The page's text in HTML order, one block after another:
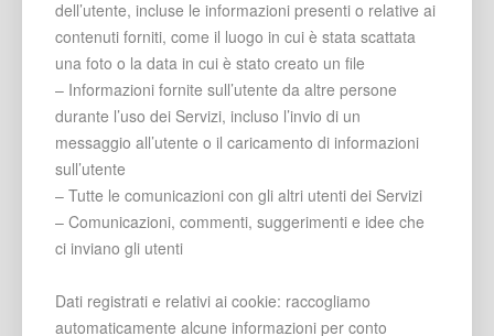
dell’utente, incluse le informazioni presenti o relative ai
contenuti forniti, come il luogo in cui è stata scattata
una foto o la data in cui è stato creato un file
– Informazioni fornite sull’utente da altre persone
durante l’uso dei Servizi, incluso l’invio di un
messaggio all’utente o il caricamento di informazioni
sull’utente
– Tutte le comunicazioni con gli altri utenti dei Servizi
– Comunicazioni, commenti, suggerimenti e idee che
ci inviano gli utenti
Dati registrati e relativi ai cookie: raccogliamo
automaticamente alcune informazioni per conto